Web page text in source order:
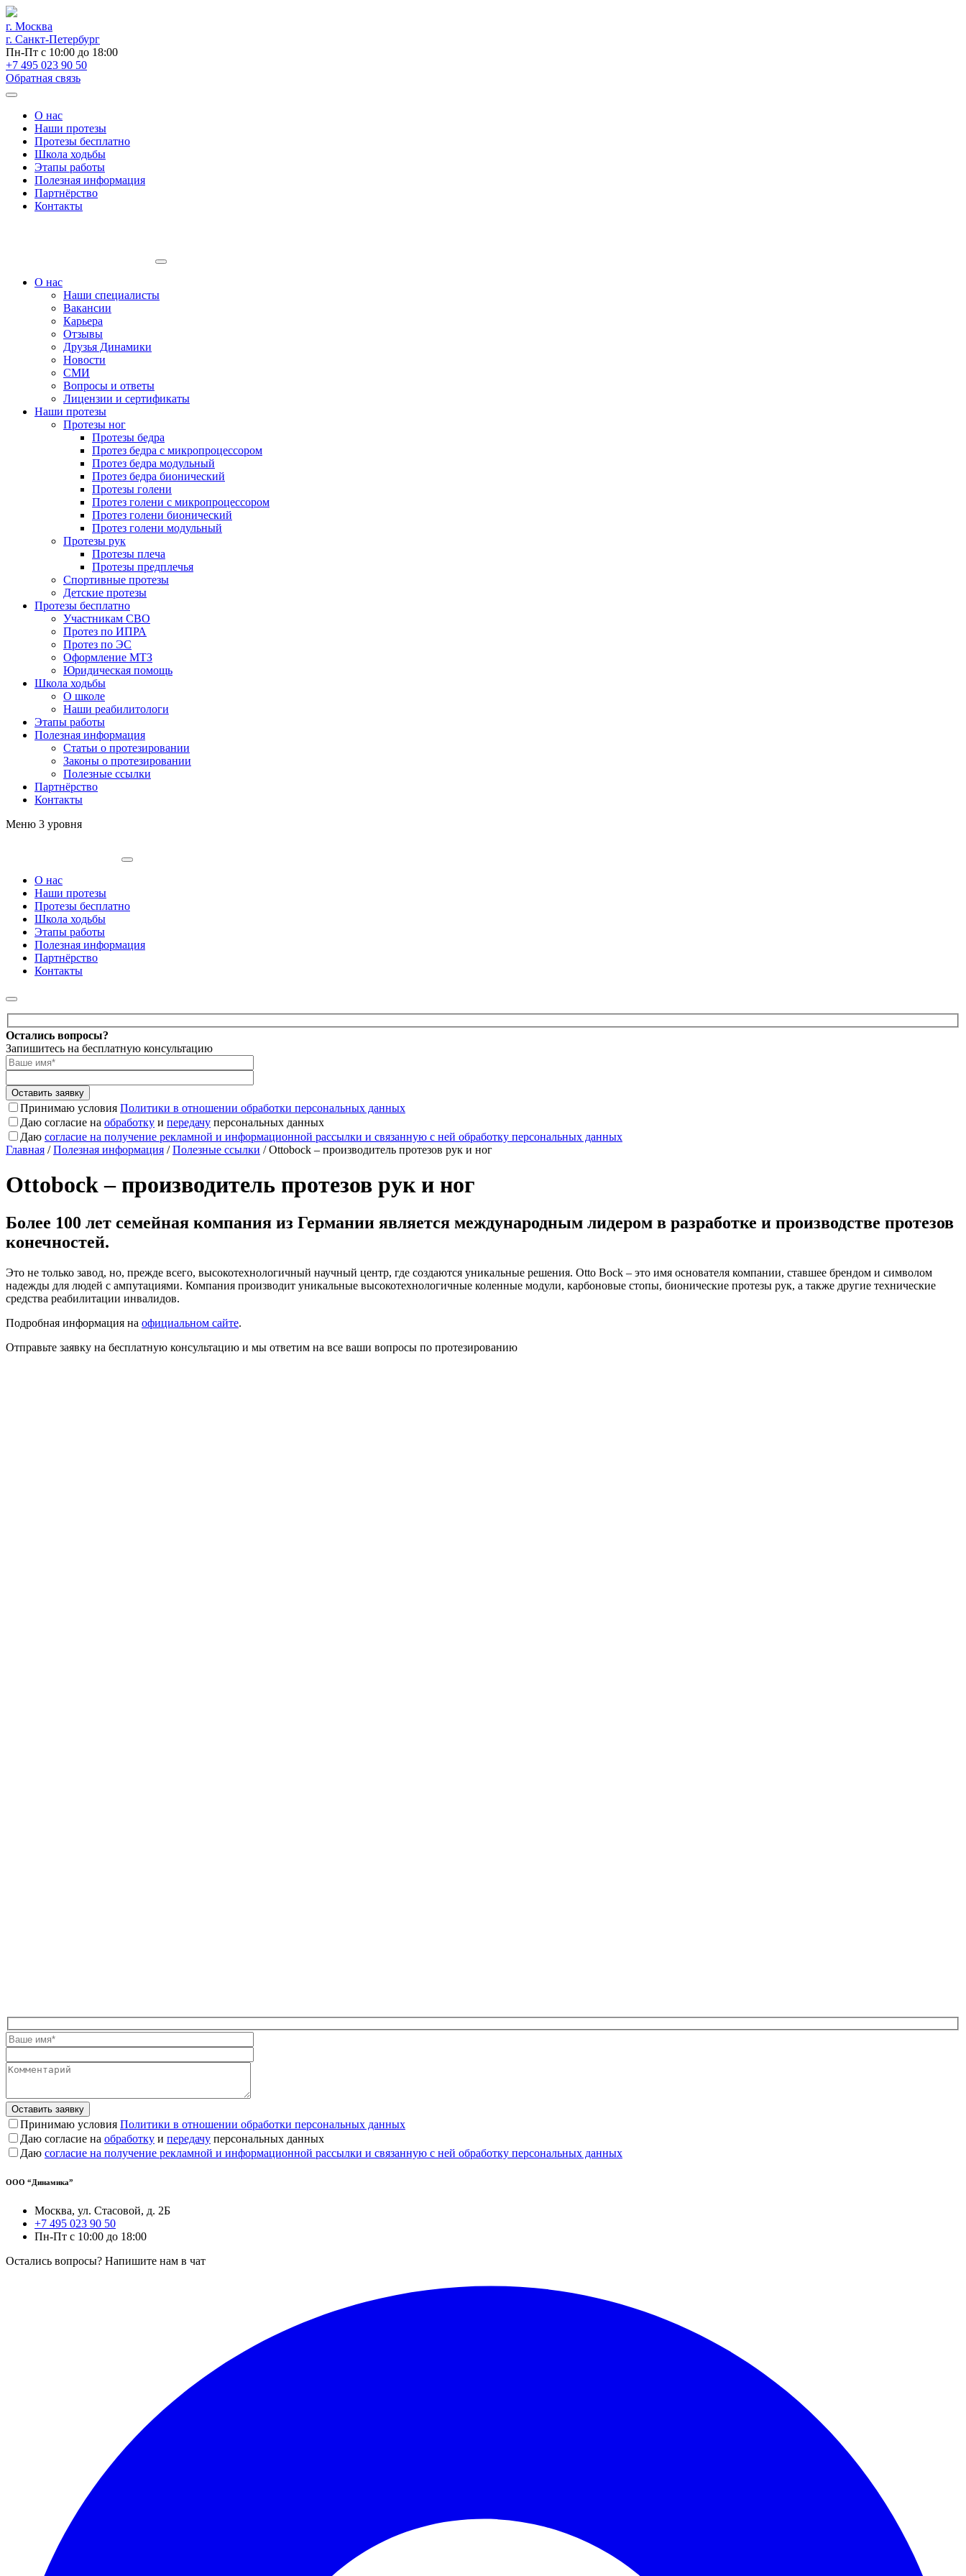
г. Москва
г. Санкт-Петербург
Пн-Пт с 10:00 до 18:00
+7 495 023 90 50
Обратная связь
О нас
Наши протезы
Протезы бесплатно
Школа ходьбы
Этапы работы
Полезная информация
Партнёрство
Контакты
О нас
Наши специалисты
Вакансии
Карьера
Отзывы
Друзья Динамики
Новости
СМИ
Вопросы и ответы
Лицензии и сертификаты
Наши протезы
Протезы ног
Протезы бедра
Протез бедра с микропроцессором
Протез бедра модульный
Протез бедра бионический
Протезы голени
Протез голени с микропроцессором
Протез голени бионический
Протез голени модульный
Протезы рук
Протезы плеча
Протезы предплечья
Спортивные протезы
Детские протезы
Протезы бесплатно
Участникам СВО
Протез по ИПРА
Протез по ЭС
Оформление МТЗ
Юридическая помощь
Школа ходьбы
О школе
Наши реабилитологи
Этапы работы
Полезная информация
Статьи о протезировании
Законы о протезировании
Полезные ссылки
Партнёрство
Контакты
Меню 3 уровня
О нас
Наши протезы
Протезы бесплатно
Школа ходьбы
Этапы работы
Полезная информация
Партнёрство
Контакты
Оставьте
это
поле
пустым.
Остались вопросы?
Запишитесь на бесплатную консультацию
Принимаю условия Политики в отношении обработки персональных данных
Даю согласие на обработку и передачу персональных данных
Даю согласие на получение рекламной и информационной рассылки и связанную с ней обработку персональных данных
Главная /Полезная информация /Полезные ссылки /Ottobock – производитель протезов рук и ног
Ottobock – производитель протезов рук и ног
Более 100 лет семейная компания из Германии является международным лидером в разработке и производстве протезов
конечностей.
Это не только завод, но, прежде всего, высокотехнологичный научный центр, где создаются уникальные решения. Otto Bock – это имя основателя компании, ставшее брендом и символом
надежды для людей с ампутациями. Компания производит уникальные высокотехнологичные коленные модули, карбоновые стопы, бионические протезы рук, а также другие технические
средства реабилитации инвалидов.
Подробная информация на официальном сайте.
Отправьте заявку на бесплатную консультацию и мы ответим на все ваши вопросы по протезированию
Оставьте
это
поле
пустым.
Принимаю условия Политики в отношении обработки персональных данных
Даю согласие на обработку и передачу персональных данных
Даю согласие на получение рекламной и информационной рассылки и связанную с ней обработку персональных данных
ООО “Динамика”
Москва, ул. Стасовой, д. 2Б
+7 495 023 90 50
Пн-Пт с 10:00 до 18:00
Остались вопросы? Напишите нам в чат